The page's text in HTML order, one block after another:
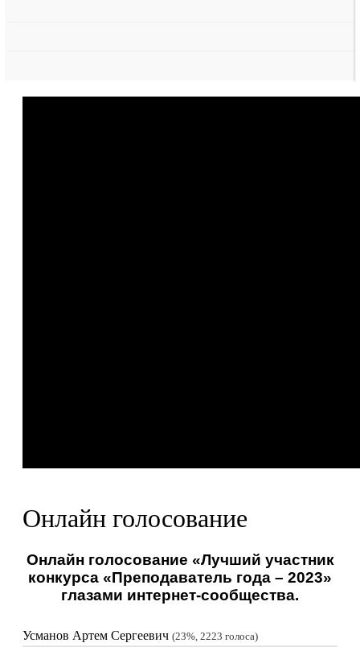
Онлайн голосование
Онлайн голосование «Лучший участник
конкурса «Преподаватель года – 2023»
глазами интернет-сообщества.
Усманов Артем Сергеевич 23%, 2223 голоса